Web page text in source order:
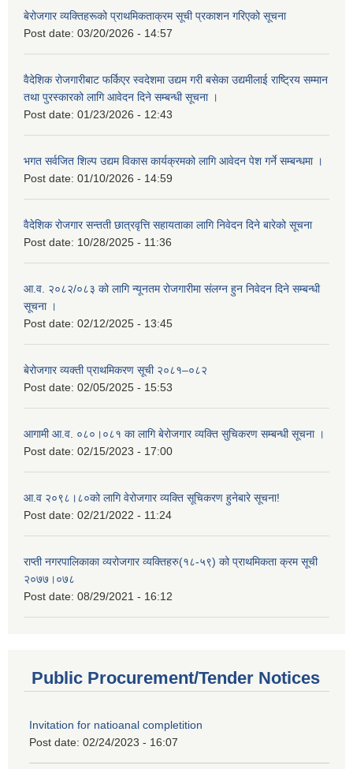
बेरोजगार व्यक्तिहरूको प्राथमिकताक्रम सूची प्रकाशन गरिएको सूचना
Post date: 03/20/2026 - 14:57
वैदेशिक रोजगारीबाट फर्किएर स्वदेशमा उद्यम गरी बसेका उद्यमीलाई राष्ट्रिय सम्मान
तथा पुरस्कारको लागि आवेदन दिने सम्बन्धी सूचना ।
Post date: 01/23/2026 - 12:43
भगत सर्वजित शिल्प उद्यम विकास कार्यक्रमको लागि आवेदन पेश गर्ने सम्बन्धमा ।
Post date: 01/10/2026 - 14:59
वैदेशिक रोजगार सन्तती छात्रवृत्ति सहायताका लागि निवेदन दिने बारेको सूचना
Post date: 10/28/2025 - 11:36
आ.व. २०८२/०८३ को लागि न्यूनतम रोजगारीमा संलग्न हुन निवेदन दिने सम्बन्धी
सूचना ।
Post date: 02/12/2025 - 13:45
बेरोजगार व्यक्ती प्राथमिकरण सूची २०८१–०८२
Post date: 02/05/2025 - 15:53
आगामी आ.व. ०८०।०८१ का लागि बेरोजगार व्यक्ति सुचिकरण सम्बन्धी सूचना ।
Post date: 02/15/2023 - 17:00
आ.व २०९८।८०को लागि वेरोजगार व्यक्ति सूचिकरण हुनेबारे सूचना!
Post date: 02/21/2022 - 11:24
राप्ती नगरपालिकाका व्यरोजगार व्यक्तिहरु(१८-५९) को प्राथमिकता क्रम सूची
२०७७।०७८
Post date: 08/29/2021 - 16:12
Public Procurement/Tender Notices
Invitation for natioanal completition
Post date: 02/24/2023 - 16:07